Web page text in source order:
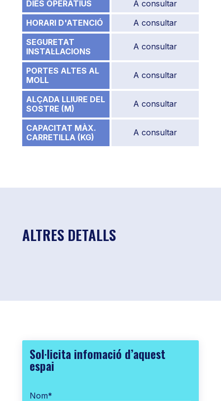
DIES OPERATIUS
A consultar
HORARI D'ATENCIÓ
A consultar
SEGURETAT
INSTAL·LACIONS
A consultar
PORTES ALTES AL
MOLL
A consultar
ALÇADA LLIURE DEL
SOSTRE (M)
A consultar
CAPACITAT MÀX.
CARRETILLA (KG)
A consultar
ALTRES DETALLS
Sol·licita infomació d’aquest
espai
Nom*